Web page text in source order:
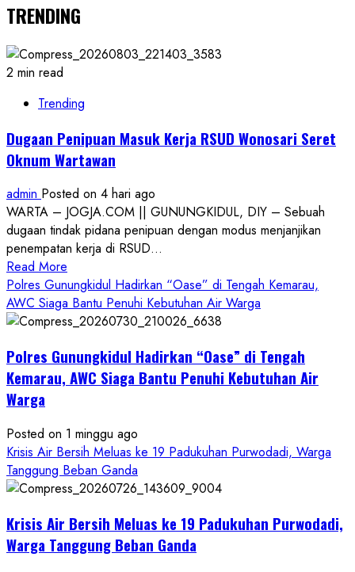
TRENDING
2 min read
Trending
Dugaan Penipuan Masuk Kerja RSUD Wonosari Seret
Oknum Wartawan
admin Posted on 4 hari ago
WARTA – JOGJA.COM || GUNUNGKIDUL, DIY – Sebuah
dugaan tindak pidana penipuan dengan modus menjanjikan
penempatan kerja di RSUD...
Read More
more
about
Dugaan
Masuk
Kerja
Seret
Oknum
Wartawan
Polres Gunungkidul Hadirkan “Oase” di Tengah Kemarau,
AWC Siaga Bantu Penuhi Kebutuhan Air Warga
Polres Gunungkidul Hadirkan “Oase” di Tengah
Kemarau, AWC Siaga Bantu Penuhi Kebutuhan Air
Warga
Posted on 1 minggu ago
Krisis Air Bersih Meluas ke 19 Padukuhan Purwodadi, Warga
Tanggung Beban Ganda
Krisis Air Bersih Meluas ke 19 Padukuhan Purwodadi,
Warga Tanggung Beban Ganda